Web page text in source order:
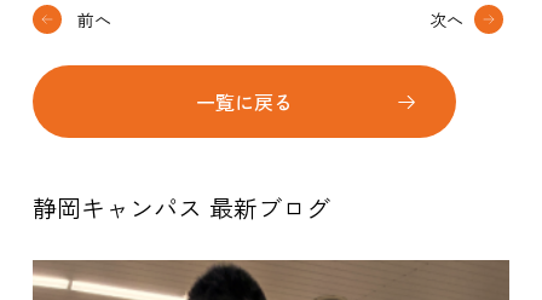
前へ
一覧に戻る
次へ
静岡キャンパス 最新ブログ